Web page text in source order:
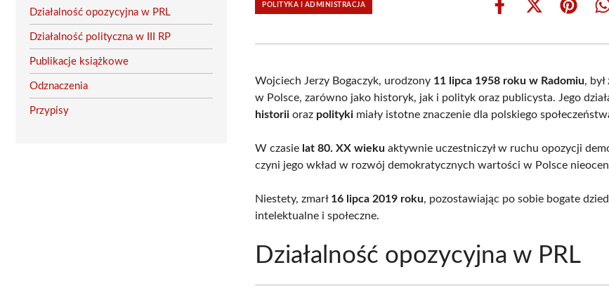
Działalność opozycyjna w PRL
Działalność polityczna w III RP
Publikacje książkowe
Odznaczenia
Przypisy
POLITYKA I ADMINISTRACJA
Share
Share
(Twitter)
Share
Wojciech Jerzy Bogaczyk, urodzony 11 lipca 1958 roku w Radomiu,
w Polsce, zarówno jako historyk, jak i polityk oraz publicysta. Jego
historii oraz polityki miały istotne znaczenie dla polskiego
W czasie lat 80. XX wieku aktywnie uczestniczył w ruchu opozycji
czyni jego wkład w rozwój demokratycznych wartości w Polsce
Niestety, zmarł 16 lipca 2019 roku, pozostawiając po sobie bogate
intelektualne i społeczne.
Działalność opozycyjna w PRL